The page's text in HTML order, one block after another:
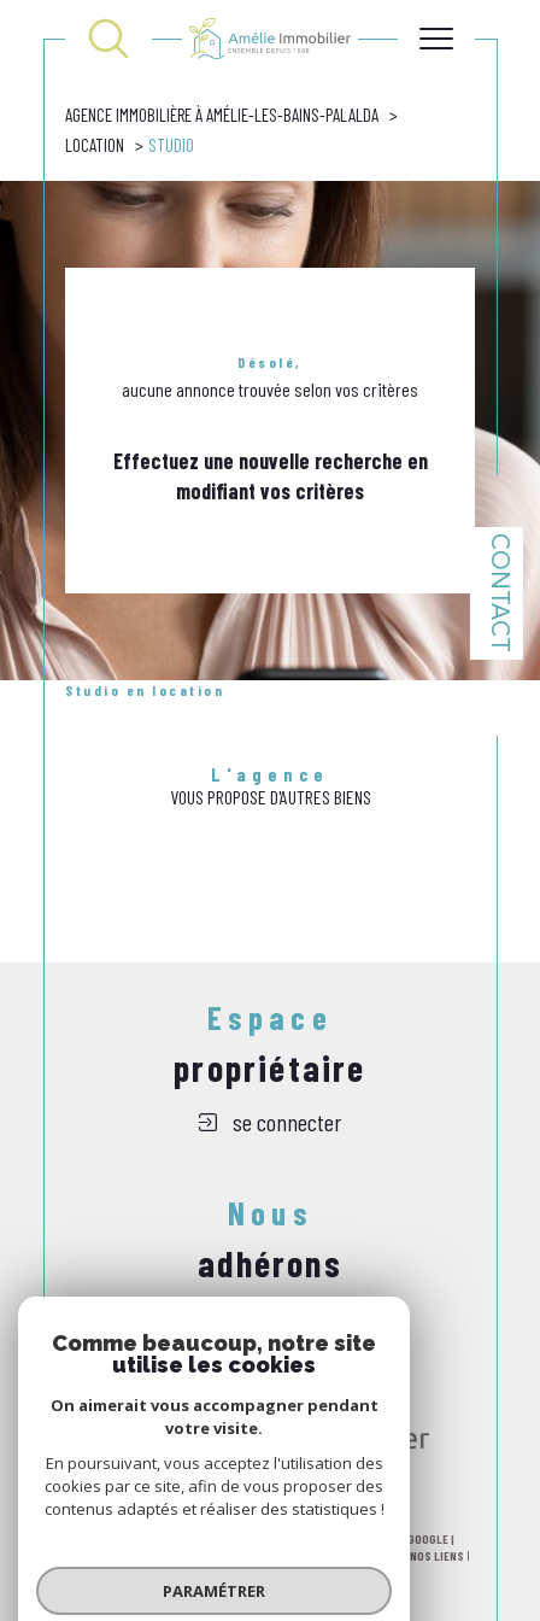
CONTACT
AGENCE IMMOBILIÈRE À AMÉLIE-LES-BAINS-PALALDA
LOCATION
STUDIO
Désolé,
aucune annonce trouvée selon vos critères
Effectuez une nouvelle recherche en
modifiant vos critères
Studio en location
L'agence
VOUS PROPOSE D'AUTRES BIENS
Espace
propriétaire
se connecter
Nous
adhérons
© 2026 | TOUS DROITS RÉSERVÉS | TRADUCTION POWERED BY GOOGLE |
NOS LIENS
POLITIQUE RGPD
COOKIES
Comme beaucoup, notre site
utilise les cookies
On aimerait vous accompagner pendant
votre visite.
En poursuivant, vous acceptez l'utilisation des
cookies par ce site, afin de vous proposer des
contenus adaptés et réaliser des statistiques !
PARAMÉTRER